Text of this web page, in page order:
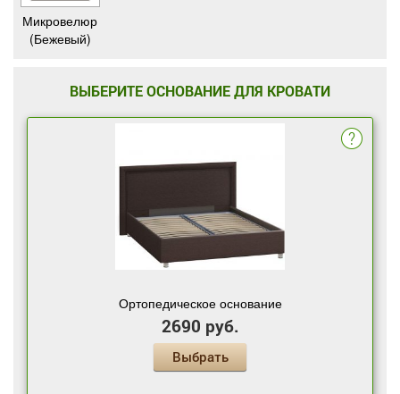
Микровелюр
(Бежевый)
ВЫБЕРИТЕ ОСНОВАНИЕ ДЛЯ КРОВАТИ
Ортопедическое основание
2690 руб.
Выбрать